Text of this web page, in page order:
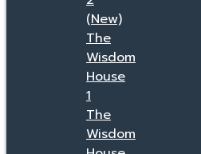
(New)
The
Wisdom
House
1
The
Wisdom